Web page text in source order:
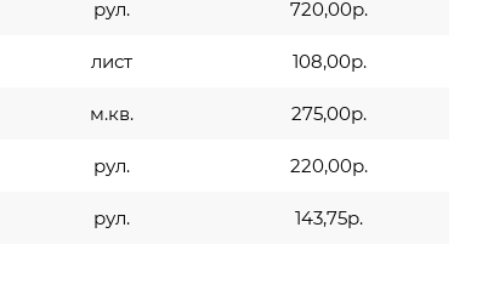
рул. 720,00р.
лист 108,00р.
м.кв. 275,00р.
рул. 220,00р.
рул. 143,75р.